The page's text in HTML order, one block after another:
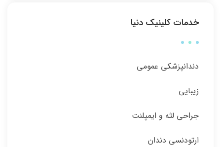
خدمات کلینیک دنیا
دندانپزشکی عمومی
زیبایی
جراحی لثه و ایمپلنت
ارتودنسی دندان